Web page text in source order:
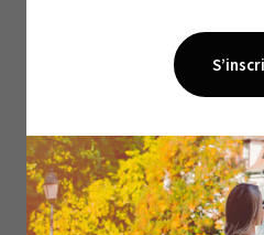
Et avec le cupcake ?
sont très difficiles à
des sucres et des acidités
liquide est une
les mauvaises surprises,